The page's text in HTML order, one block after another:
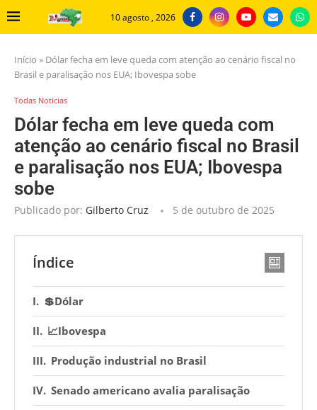
10 agosto , 2026
Início » Dólar fecha em leve queda com atenção ao cenário fiscal no
Brasil e paralisação nos EUA; Ibovespa sobe
Todas Noticias
Dólar fecha em leve queda com
atenção ao cenário fiscal no Brasil
e paralisação nos EUA; Ibovespa
sobe
Publicado por: Gilberto Cruz 5 de outubro de 2025
Índice
💲Dólar
📈Ibovespa
Produção industrial no Brasil
Senado americano avalia paralisação